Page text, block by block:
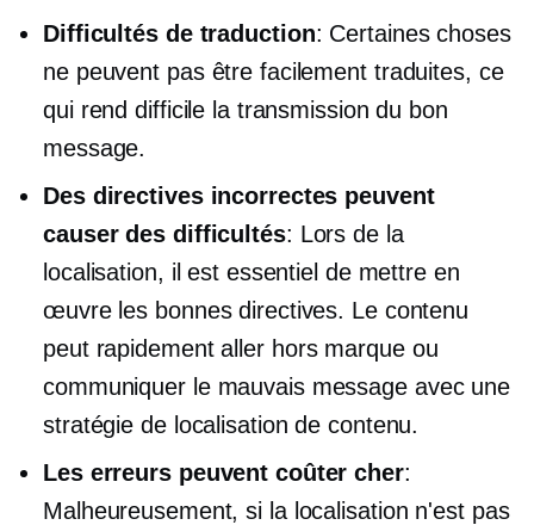
Difficultés de traduction: Certaines choses
ne peuvent pas être facilement traduites, ce
qui rend difficile la transmission du bon
message.
Des directives incorrectes peuvent
causer des difficultés: Lors de la
localisation, il est essentiel de mettre en
œuvre les bonnes directives. Le contenu
peut rapidement aller hors marqueou
communiquer le mauvais message avec une
stratégie de localisation de contenu.
Les erreurs peuvent coûter cher:
Malheureusement, si la localisation n'est pas